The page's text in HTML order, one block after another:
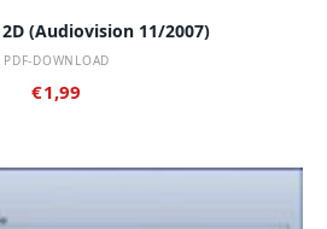
(audiovision 11/2007)
PDF-DOWNLOAD
€1,99